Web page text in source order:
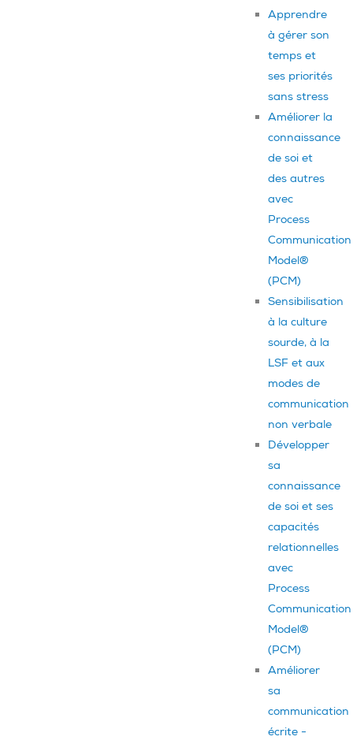
Apprendre
à gérer son
temps et
ses priorités
sans stress
Améliorer la
connaissance
de soi et
des autres
avec
Process
Communication
Model®
(PCM)
Sensibilisation
à la culture
sourde, à la
LSF et aux
modes de
communication
non verbale
Développer
sa
connaissance
de soi et ses
capacités
relationnelles
avec
Process
Communication
Model®
(PCM)
Améliorer
sa
communication
écrite -